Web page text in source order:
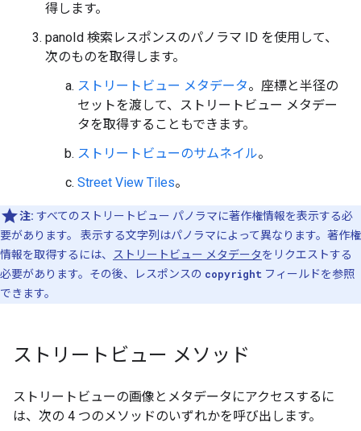
得します。
panoId 検索レスポンスのパノラマ ID を使用して、
次のものを取得します。
ストリートビュー メタデータ。座標と半径の
セットを渡して、ストリートビュー メタデー
タを取得することもできます。
ストリートビューのサムネイル。
Street View Tiles。
注: すべてのストリートビュー パノラマに著作権情報を表示する必
要があります。 表示する文字列はパノラマによって異なります。著作権
情報を取得するには、
ストリートビュー メタデータをリクエストする
必要があります。その後、レスポンスの copyright フィールドを参照
できます。
ストリートビュー メソッド
ストリートビューの画像とメタデータにアクセスするに
は、次の 4 つのメソッドのいずれかを呼び出します。